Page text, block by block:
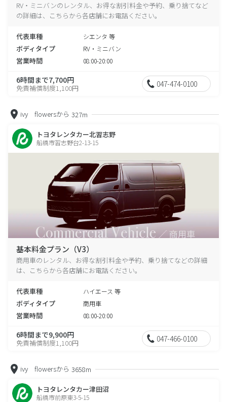
RV・ミニバンのレンタル、お得な割引料金や予約、乗り捨てなど
の詳細は、こちらから各店舗にお電話ください。
代表車種 シエンタ 等
ボディタイプ RV・ミニバン
営業時間 08:00-20:00
6時間まで7,700円
免責補償制度1,100円 047-474-0100
ivy flowersから 327m
トヨタレンタカー北習志野
船橋市習志野台2-13-15
基本料金プラン（V3）
商用車のレンタル、お得な割引料金や予約、乗り捨てなどの詳細
は、こちらから各店舗にお電話ください。
代表車種 ハイエース 等
ボディタイプ 商用車
営業時間 08:00-20:00
6時間まで9,900円
免責補償制度1,100円 047-466-0100
ivy flowersから 3658m
トヨタレンタカー津田沼
船橋市前原東3-5-15